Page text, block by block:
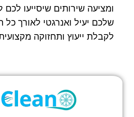
ומציעה שירותים שיסייעו לכם
שלכם יעיל ואנרגטי לאורך
לקבלת ייעוץ ותחזוקה